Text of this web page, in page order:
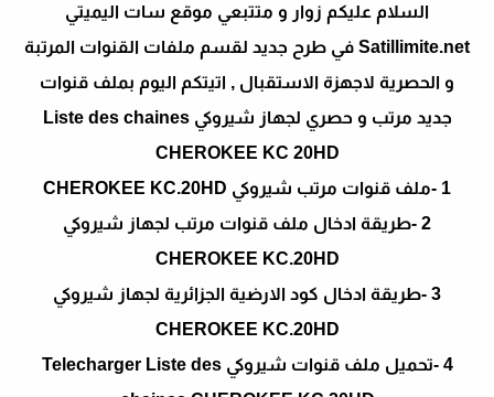
السلام عليكم زوار و متتبعي موقع سات اليميتي
Satillimite.net في طرح جديد لقسم ملفات القنوات المرتبة
و الحصرية لاجهزة الاستقبال , اتيتكم اليوم بملف قنوات
جديد مرتب و حصري لجهاز شيروكي Liste des chaines
CHEROKEE KC 20HD
1 -ملف قنوات مرتب شيروكي CHEROKEE KC.20HD
2 -طريقة ادخال ملف قنوات مرتب لجهاز شيروكي
CHEROKEE KC.20HD
3 -طريقة ادخال كود الارضية الجزائرية لجهاز شيروكي
CHEROKEE KC.20HD
4 -تحميل ملف قنوات شيروكي Telecharger Liste des